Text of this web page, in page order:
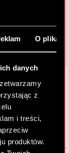
O
danych
z
i treści,
produktów.